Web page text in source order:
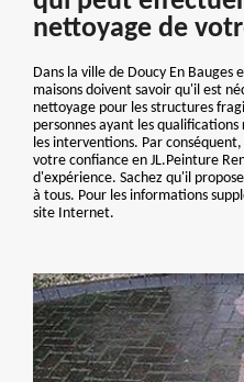
nettoyage de
Dans la ville de Doucy En Bauges
maisons doivent savoir qu'il est
nettoyage pour les structures
personnes ayant les
les interventions. Par
votre confiance en JL.Peinture
d'expérience. Sachez qu'il
à tous. Pour les informations
site Internet.